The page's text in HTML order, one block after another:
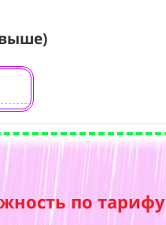
по тарифу